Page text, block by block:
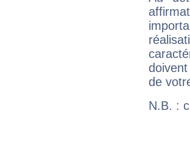
de
N.B. :